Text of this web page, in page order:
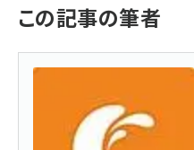
この記事の筆者